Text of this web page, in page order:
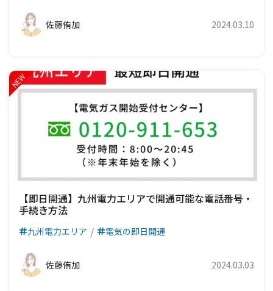
佐藤侑加 2024.03.10
【即日開通】九州電力エリアで開通可能な電話番号・
手続き方法
九州電力エリア 電気の即日開通
佐藤侑加 2024.03.03